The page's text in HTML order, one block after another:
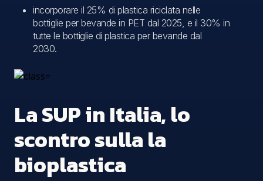
incorporare il 25% di plastica riciclata nelle
bottiglie per bevande in PET dal 2025, e il 30% in
tutte le bottiglie di plastica per bevande dal
2030.
La SUP in Italia, lo
scontro sulla la
bioplastica